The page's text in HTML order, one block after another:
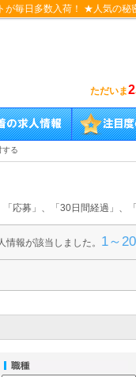
が毎日多数入荷！ ★人気の
ただいま2
する
応募」、「30日間経過」、
情報が該当しました。 1～20